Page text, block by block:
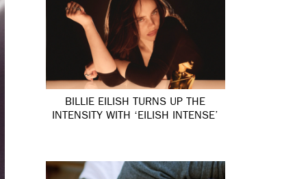
BILLIE EILISH TURNS UP THE
INTENSITY WITH ‘EILISH INTENSE’